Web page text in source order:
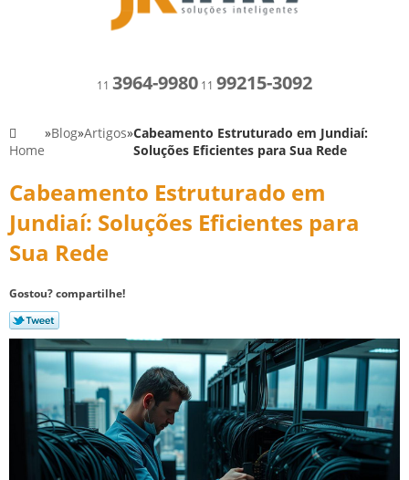
11 3964-9980 11 99215-3092
Home
»Blog»Artigos»Cabeamento Estruturado em Jundiaí:
Soluções Eficientes para Sua Rede
Cabeamento Estruturado em
Jundiaí: Soluções Eficientes para
Sua Rede
Gostou? compartilhe!